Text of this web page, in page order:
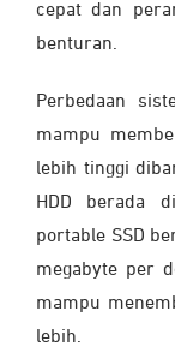
cepat dan
benturan.
Perbedaan
mampu
lebih tinggi
HDD berada
portable SSD
megabyte per
mampu
lebih.